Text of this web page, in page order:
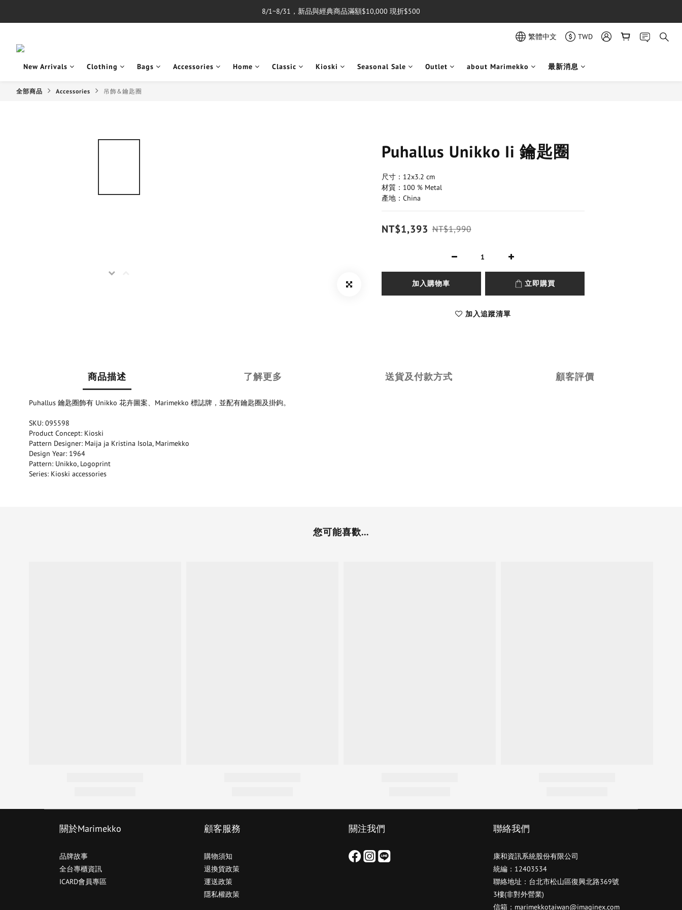
單筆消費滿$5,000享免運費
8/1~8/31，新品與經典商品滿額$10,000 現折$500
繁體中文 TWD
New Arrivals Clothing Bags Accessories Home Classic Kioski Seasonal Sale Outlet about Marimekko 最新消息
全部商品 Accessories 吊飾&鑰匙圈
Puhallus Unikko Ii 鑰匙圈
尺寸：12x3.2 cm
材質：100 % Metal
產地：China
NT$1,393 NT$1,990
加入購物車 立即購買
加入追蹤清單
商品描述 了解更多 送貨及付款方式 顧客評價
Puhallus 鑰匙圈飾有 Unikko 花卉圖案、Marimekko 標誌牌，並配有鑰匙圈及掛鉤。
SKU: 095598
Product Concept: Kioski
Pattern Designer: Maija ja Kristina Isola, Marimekko
Design Year: 1964
Pattern: Unikko, Logoprint
Series: Kioski accessories
您可能喜歡...
關於Marimekko
品牌故事
全台專櫃資訊
ICARD會員專區
顧客服務
購物須知
退換貨政策
運送政策
隱私權政策
關注我們 聯絡我們
康和資訊系統股份有限公司
統編：12403534
聯絡地址：台北市松山區復興北路369號
3樓(非對外營業)
信箱：marimekkotaiwan@imaginex.com